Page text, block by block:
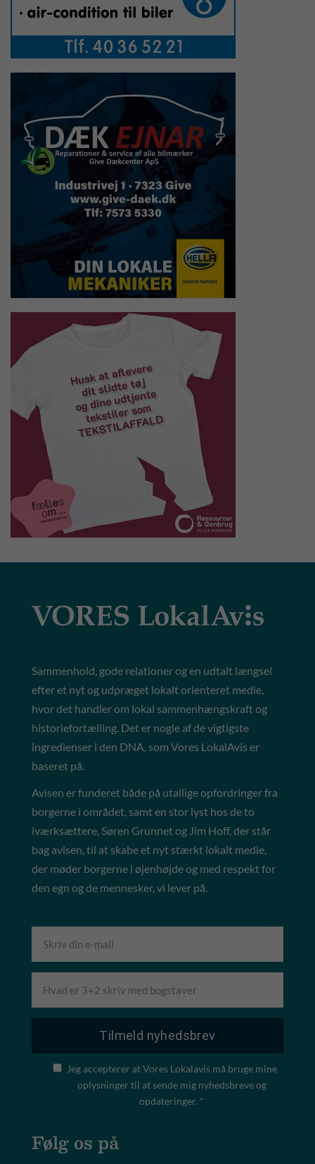
Sammenhold, gode relationer og en udtalt længsel
efter et nyt og udpræget lokalt orienteret medie,
hvor det handler om lokal sammenhængskraft og
historiefortælling. Det er nogle af de vigtigste
ingredienser i den DNA, som Vores LokalAvis er
baseret på.
Avisen er funderet både på utallige opfordringer fra
borgerne i området, samt en stor lyst hos de to
iværksættere, Søren Grunnet og Jim Hoff, der står
bag avisen, til at skabe et nyt stærkt lokalt medie,
der møder borgerne i øjenhøjde og med respekt for
den egn og de mennesker, vi lever på.
Jeg accepterer at Vores Lokalavis må bruge mine
oplysninger til at sende mig nyhedsbreve og
opdateringer. *
Følg os på